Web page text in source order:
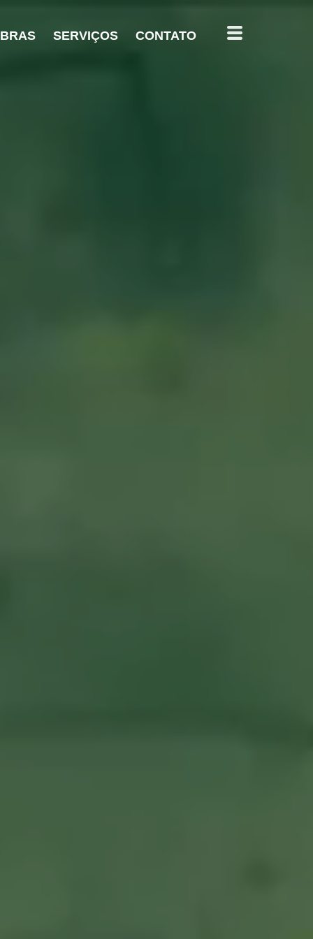
SERVIÇOS CONTATO